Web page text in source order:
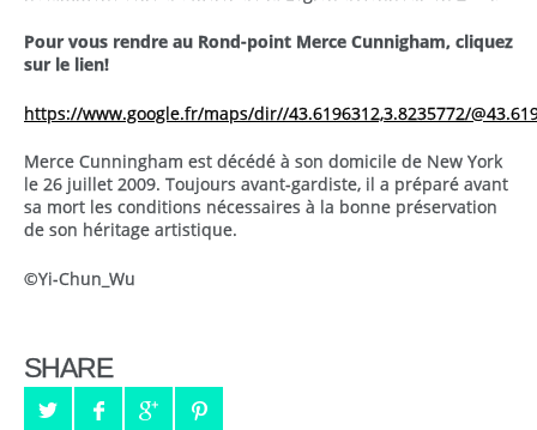
Pour vous rendre au Rond-point Merce Cunnigham, cliquez
sur le lien!
https://www.google.fr/maps/dir//43.6196312,3.8235772/
Merce Cunningham est décédé à son domicile de New York
le 26 juillet 2009. Toujours avant-gardiste, il a préparé avant
sa mort les conditions nécessaires à la bonne préservation
de son héritage artistique.
©Yi-Chun_Wu
SHARE